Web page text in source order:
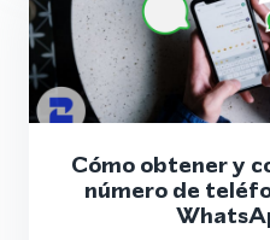
Cómo obtener y
número de